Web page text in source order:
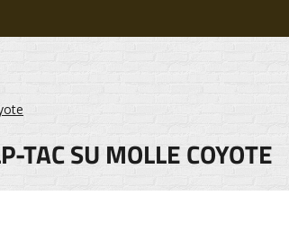
TAC SU MOLLE COYOTE